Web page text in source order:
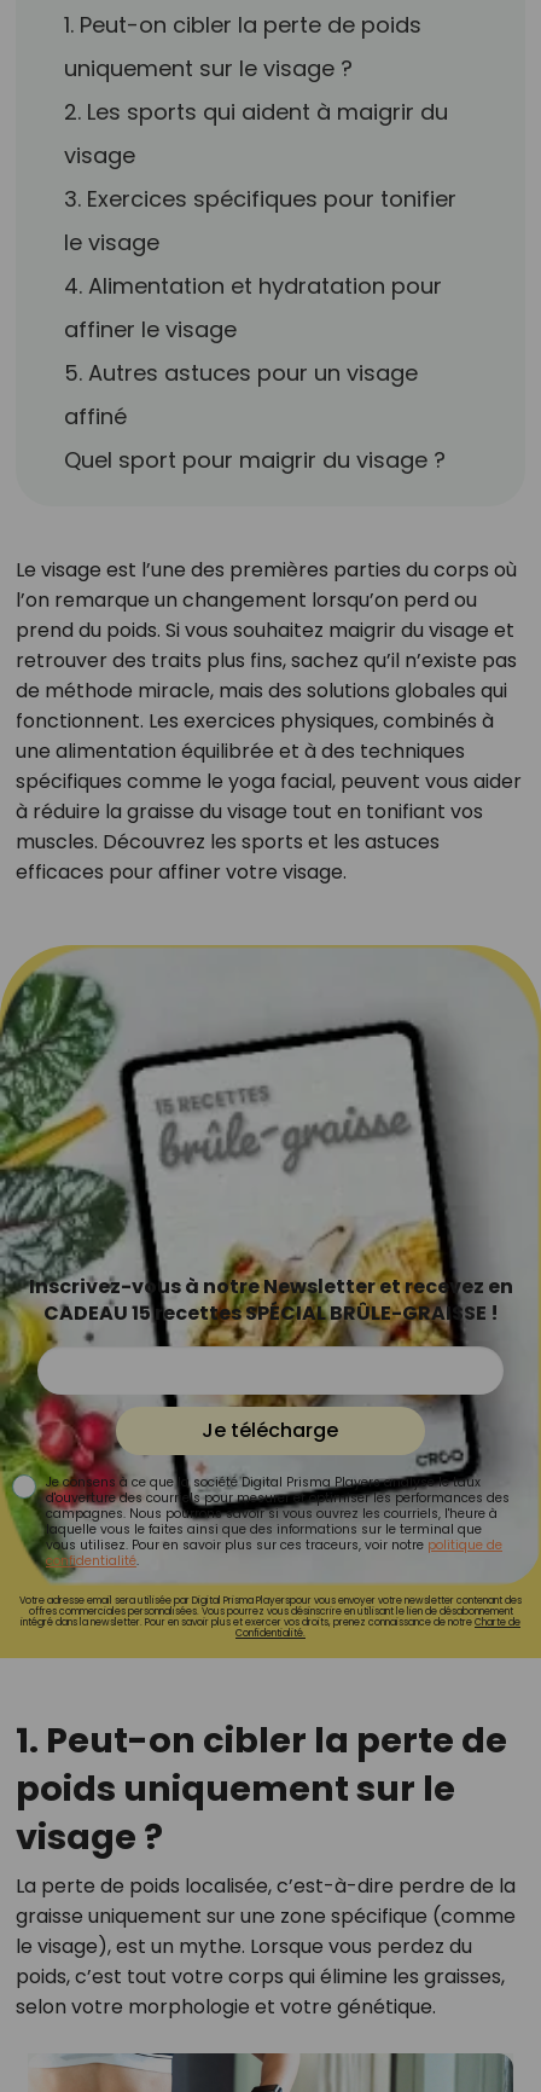
1. Peut-on cibler la perte de poids
uniquement sur le visage ?
2. Les sports qui aident à maigrir du
visage
3. Exercices spécifiques pour tonifier
le visage
4. Alimentation et hydratation pour
affiner le visage
5. Autres astuces pour un visage
affiné
Quel sport pour maigrir du visage ?
Le visage est l’une des premières parties du corps où
l’on remarque un changement lorsqu’on perd ou
prend du poids. Si vous souhaitez maigrir du visage et
retrouver des traits plus fins, sachez qu’il n’existe pas
de méthode miracle, mais des solutions globales qui
fonctionnent. Les exercices physiques, combinés à
une alimentation équilibrée et à des techniques
spécifiques comme le yoga facial, peuvent vous aider
à réduire la graisse du visage tout en tonifiant vos
muscles. Découvrez les sports et les astuces
efficaces pour affiner votre visage.
Inscrivez-vous à notre Newsletter et recevez en
CADEAU 15 recettes SPÉCIAL BRÛLE-GRAISSE !
Je télécharge
Je consens à ce que la société Digital Prisma Players analyse le taux
d'ouverture des courriels pour mesurer et optimiser les performances des
campagnes. Nous pourrons savoir si vous ouvrez les courriels, l'heure à
laquelle vous le faites ainsi que des informations sur le terminal que
vous utilisez. Pour en savoir plus sur ces traceurs, voir notre politique de
confidentialité.
Votre adresse email sera utilisée par Digital Prisma Playerspour vous envoyer votre newsletter contenant des
offres commerciales personnalisées. Vous pourrez vous désinscrire en utilisant le lien de désabonnement
intégré dans la newsletter. Pour en savoir plus et exercer vos droits, prenez connaissance de notreCharte de
Confidentialité.
1. Peut-on cibler la perte de
poids uniquement sur le
visage ?
La perte de poids localisée, c’est-à-dire perdre de la
graisse uniquement sur une zone spécifique (comme
le visage), est un mythe. Lorsque vous perdez du
poids, c’est tout votre corps qui élimine les graisses,
selon votre morphologie et votre génétique.